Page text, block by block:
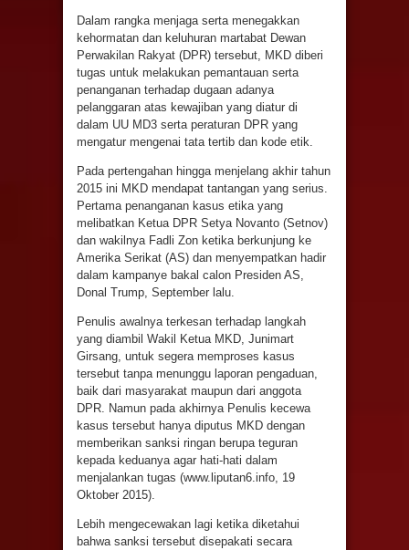
Dalam rangka menjaga serta menegakkan
kehormatan dan keluhuran martabat Dewan
Perwakilan Rakyat (DPR) tersebut, MKD diberi
tugas untuk melakukan pemantauan serta
penanganan terhadap dugaan adanya
pelanggaran atas kewajiban yang diatur di
dalam UU MD3 serta peraturan DPR yang
mengatur mengenai tata tertib dan kode etik.
Pada pertengahan hingga menjelang akhir tahun
2015 ini MKD mendapat tantangan yang serius.
Pertama penanganan kasus etika yang
melibatkan Ketua DPR Setya Novanto (Setnov)
dan wakilnya Fadli Zon ketika berkunjung ke
Amerika Serikat (AS) dan menyempatkan hadir
dalam kampanye bakal calon Presiden AS,
Donal Trump, September lalu.
Penulis awalnya terkesan terhadap langkah
yang diambil Wakil Ketua MKD, Junimart
Girsang, untuk segera memproses kasus
tersebut tanpa menunggu laporan pengaduan,
baik dari masyarakat maupun dari anggota
DPR. Namun pada akhirnya Penulis kecewa
kasus tersebut hanya diputus MKD dengan
memberikan sanksi ringan berupa teguran
kepada keduanya agar hati-hati dalam
menjalankan tugas (www.liputan6.info, 19
Oktober 2015).
Lebih mengecewakan lagi ketika diketahui
bahwa sanksi tersebut disepakati secara